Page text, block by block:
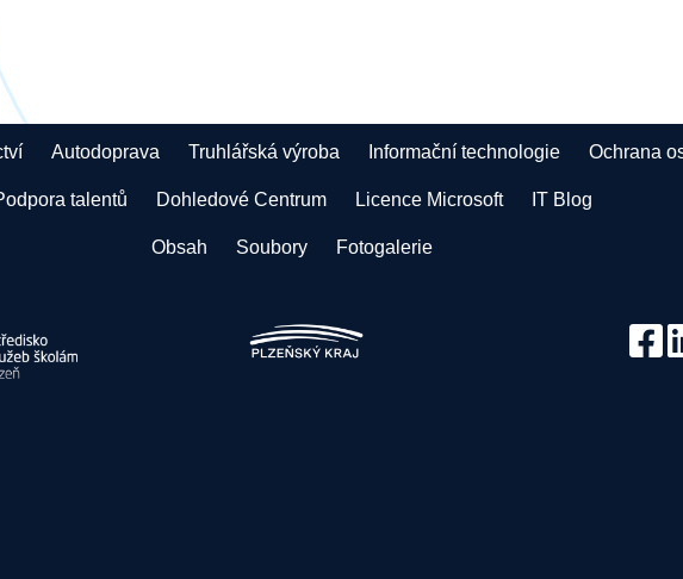
Autodoprava Truhlářská výroba Informační technologie Ochrana
talentů Dohledové Centrum Licence Microsoft IT Blog
Obsah Soubory Fotogalerie